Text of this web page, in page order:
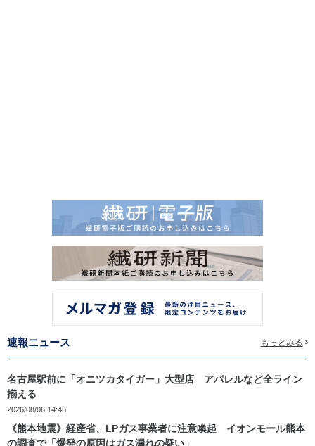
速報ニュース もっとみる
名古屋駅前に「オニツカタイガー」大型店 アパレルなど全ライン
揃える
2026/08/06 14:45
《熊本地震》経産省、LPガス事業者に注意喚起 イオンモール熊本
の調査で「爆発の原因はガス漏れの疑い」